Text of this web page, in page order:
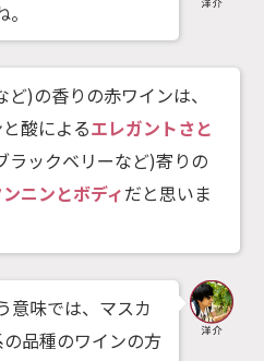
)の香りの赤ワインは、
酸によるエレガントさと
ラックベリーなど)寄りの
ニンとボディだと思いま
意味では、マスカ
品種のワインの方